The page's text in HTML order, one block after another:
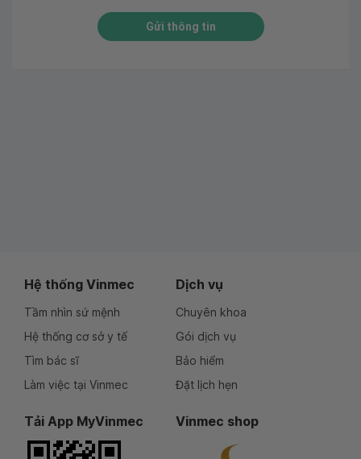
Gửi thông tin
Hệ thống Vinmec
Tầm nhìn sứ mệnh
Hệ thống cơ sở y tế
Tìm bác sĩ
Làm việc tại Vinmec
Dịch vụ
Chuyên khoa
Gói dịch vụ
Bảo hiểm
Đặt lịch hẹn
Tải App MyVinmec Vinmec shop